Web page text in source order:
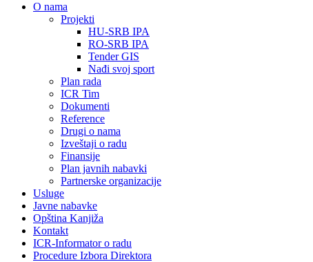
О nama
Projekti
HU-SRB IPA
RO-SRB IPA
Tender GIS
Nađi svoj sport
Plan rada
ICR Tim
Dokumenti
Reference
Drugi o nama
Izveštaji o radu
Finansije
Plan javnih nabavki
Partnerske organizacije
Usluge
Javne nabavke
Opština Kanjiža
Kontakt
ICR-Informator o radu
Procedure Izbora Direktora